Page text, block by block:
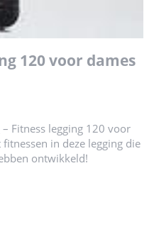
Fitness legging 120 voor
in deze legging die
ontwikkeld!